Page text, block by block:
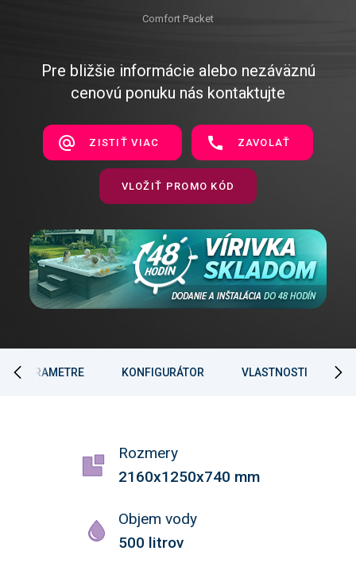
Comfort Packet
Pre bližšie informácie alebo nezáväznú
cenovú ponuku nás kontaktujte
ZISTIŤ VIAC ZAVOLAŤ
VLOŽIŤ PROMO KÓD
PARAMETRE KONFIGURÁTOR VLASTNOSTI
Rozmery
2160x1250x740 mm
Objem vody
500 litrov